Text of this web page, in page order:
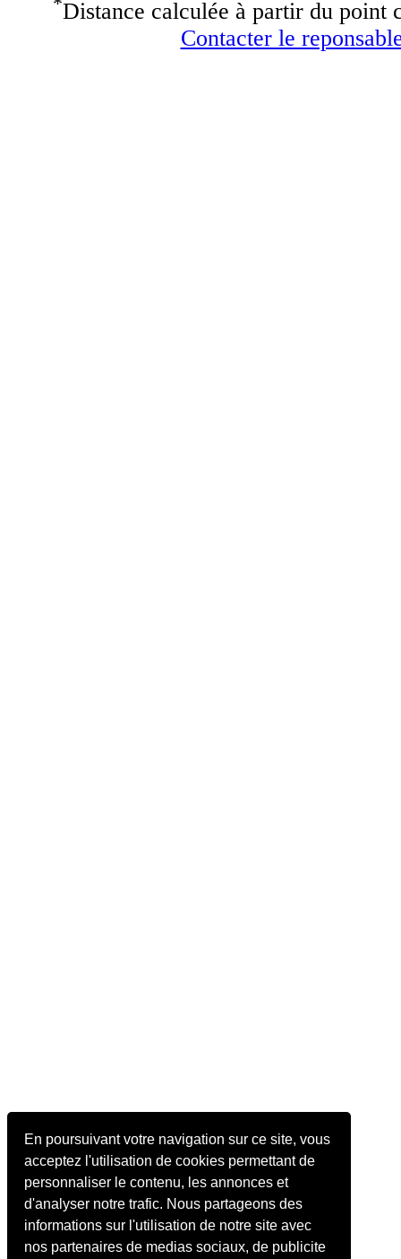
En poursuivant votre navigation sur ce site, vous
acceptez l'utilisation de cookies permettant de
personnaliser le contenu, les annonces et
d'analyser notre trafic. Nous partageons des
informations sur l'utilisation de notre site avec
nos partenaires de medias sociaux, de publicite
Distance calculée à partir du point
Contacter le